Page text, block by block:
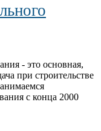
- это основная,
при строительстве
с конца 2000